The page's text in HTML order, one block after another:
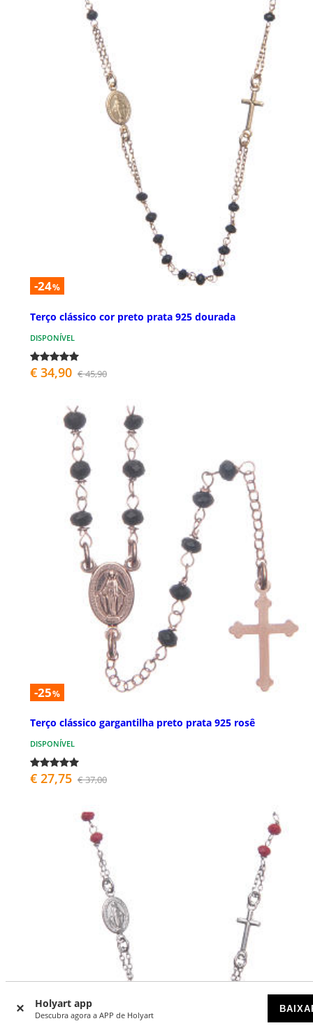
Holyart app
Descubra agora a APP de Holyart
-24%
Terço clássico cor preto prata 925 dourada
DISPONÍVEL
€ 34,90 € 45,90
-25%
Terço clássico gargantilha preto prata 925 rosê
DISPONÍVEL
€ 27,75 € 37,00